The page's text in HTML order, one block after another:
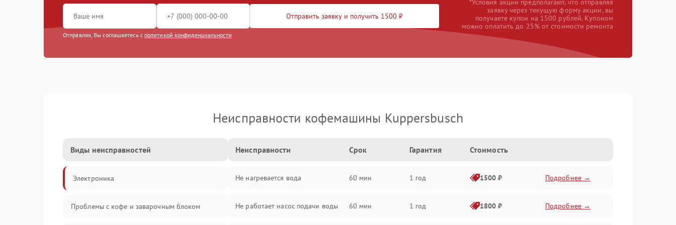
Отправить заявку и получить 1500 ₽
Отправляя, Вы соглашаетесь с политикой конфиденциальности
*Условия акции предполагают, что отправляя
заявку через текущую форму акции, вы
получаете купон на 1500 рублей. Купоном
можно оплатить до 25% от стоимости ремонта
Неисправности кофемашины Kuppersbusch
Виды неисправностей
Электроника
Проблемы с кофе и заварочным блоком
Неисправности Срок Гарантия Стоимость
Не нагревается вода 60 мин 1 год 1500 ₽ Подробнее →
Не работает насос подачи воды 60 мин 1 год 1800 ₽ Подробнее →